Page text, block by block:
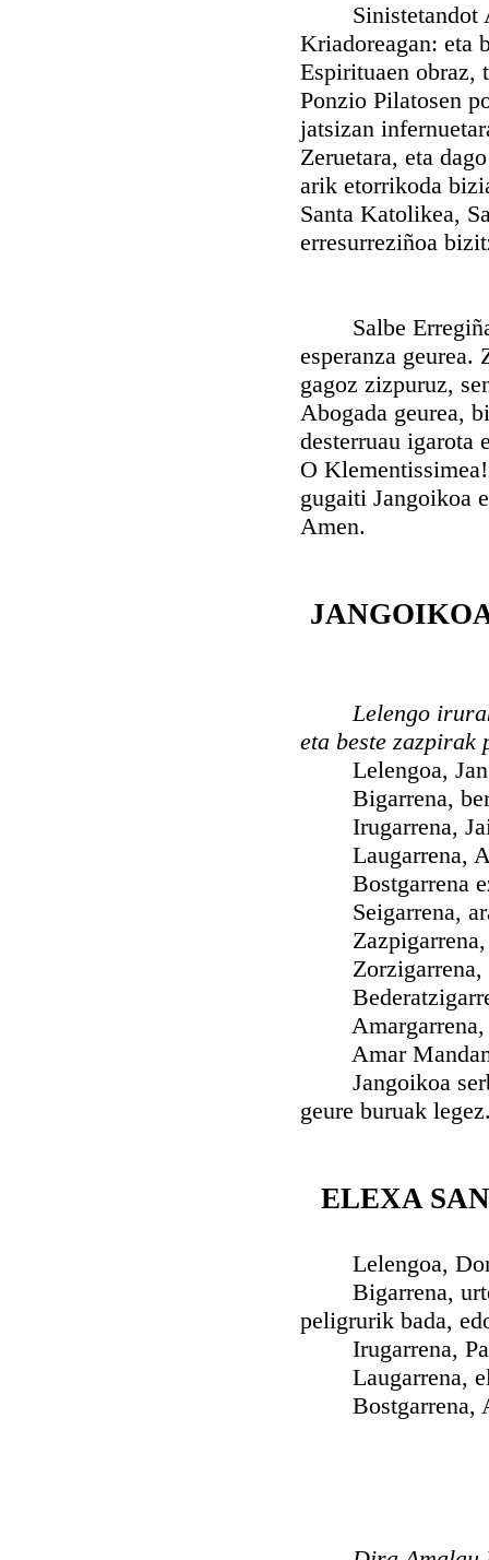
Sinistetandot
Kriadoreagan: eta
Espirituaen obraz,
Ponzio Pilatosen
jatsizan
Zeruetara, eta
arik etorrikoda
Santa Katolikea,
erresurreziñoa
Salbe Erregiña
esperanza geurea.
gagoz zizpuruz,
Abogada geurea,
desterruau igarota
O
gugaiti Jangoikoa
Amen.
Lelengo
eta beste zazpirak
Lelengoa,
Bigarrena, bere
Irugarrena,
Laugarrena,
Bostgarrena
Seigarrena,
Zazpigarrena,
Zorzigarrena,
Amargarrena,
Amar
Jangoikoa
geure buruak
ELEXA
Lelengoa,
Bigarrena,
peligrurik bada,
Irugarrena,
Laugarrena,
Bostgarrena,